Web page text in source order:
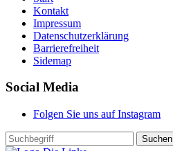
Kontakt
Impressum
Datenschutzerklärung
Barrierefreiheit
Sidemap
Social Media
Folgen Sie uns auf Instagram
Suchen